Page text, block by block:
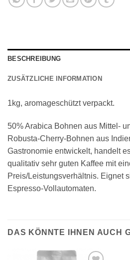
BESCHREIBUNG
ZUSÄTZLICHE INFORMATION
1kg, aromageschützt verpackt.
50% Arabica Bohnen aus Mittel-
Robusta-Cherry-Bohnen aus
Gastronomie entwickelt, handelt
qualitativ sehr guten Kaffee mit
Preis/Leistungsverhältnis. Eignet
Espresso-Vollautomaten.
DAS KÖNNTE IHNEN AUCH